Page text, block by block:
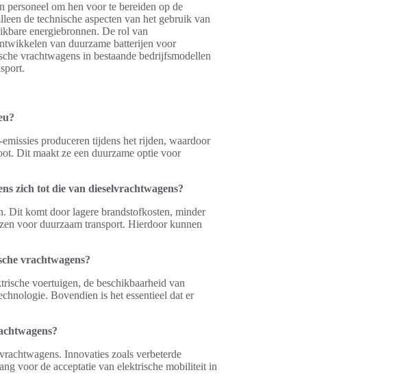
personeel om hen voor te bereiden op de
de technische aspecten van het gebruik van
energiebronnen. De rol van
van duurzame batterijen voor
vrachtwagens in bestaande bedrijfsmodellen
produceren tijdens het rijden, waardoor
Dit maakt ze een duurzame optie voor
zich tot die van dieselvrachtwagens?
Dit komt door lagere brandstofkosten, minder
voor duurzaam transport. Hierdoor kunnen
vrachtwagens?
voertuigen, de beschikbaarheid van
Bovendien is het essentieel dat er
Innovaties zoals verbeterde
voor de acceptatie van elektrische mobiliteit in